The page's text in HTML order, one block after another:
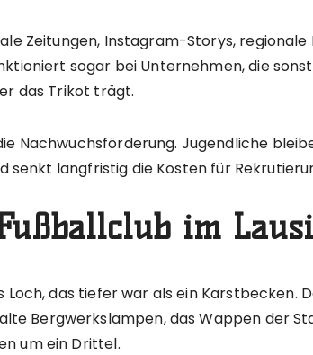
Zeitungen, Instagram-Storys,
sogar bei Unternehmen, die
das Trikot trägt.
Nachwuchsförderung. Jugendliche
senkt langfristig die Kosten für
im
Loch, das tiefer war als ein
Bergwerkslampen, das Wappen der
um ein Drittel.